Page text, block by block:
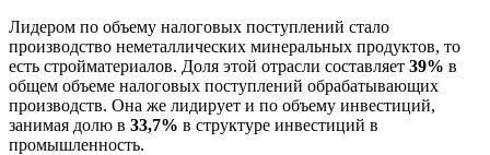
Лидером по объему налоговых поступлений стало
производство неметаллических минеральных продуктов, то
есть стройматериалов. Доля этой отрасли составляет 39% в
общем объеме налоговых поступлений обрабатывающих
производств. Она же лидирует и по объему инвестиций,
занимая долю в 33,7% в структуре инвестиций в
промышленность.